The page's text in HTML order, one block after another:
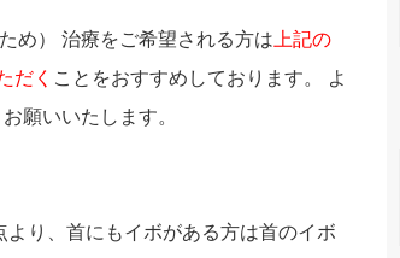
め） 治療をご希望される方は 上記の
だく ことをおすすめしております。 よ
願いいたします。
り、首にもイボがある方は首のイボ